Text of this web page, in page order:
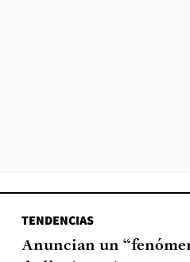
TENDENCIAS
Anuncian un